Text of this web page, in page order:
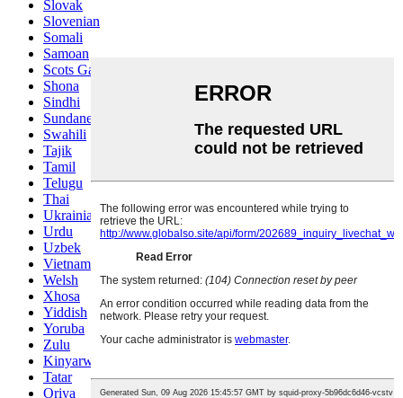
Slovak
Slovenian
Somali
Samoan
Scots Gaelic
Shona
Sindhi
Sundanese
Swahili
Tajik
Tamil
Telugu
Thai
Ukrainian
Urdu
Uzbek
Vietnamese
Welsh
Xhosa
Yiddish
Yoruba
Zulu
Kinyarwanda
Tatar
Oriya